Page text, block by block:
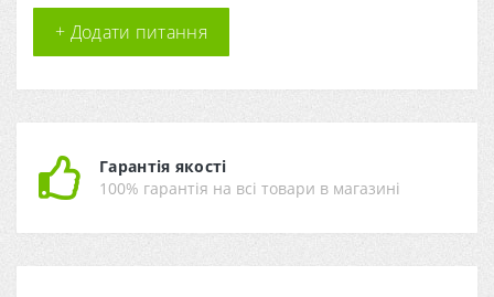
+ Додати питання
Гарантія якості
100% гарантія на всі товари в магазині